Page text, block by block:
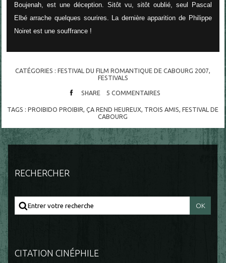
Boujenah, est une déception. Sitôt vu, sitôt oublié, seul Pascal
Elbé arrache quelques sourires. La dernière apparition de Philippe
Noiret est une souffrance !
CATÉGORIES :FESTIVAL DU FILM ROMANTIQUE DE CABOURG 2007
FESTIVALS
SHARE 5 COMMENTAIRES
TAGS :PROIBIDO PROIBIR ,ÇA REND HEUREUX TROIS AMIS ,FESTIVAL DE
CABOURG
RECHERCHER
CITATION CINÉPHILE